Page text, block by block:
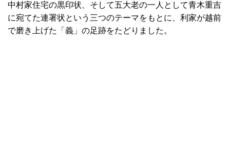
中村家住宅の黒印状、そして五大老の一人として青木重吉
に宛てた連署状という三つのテーマをもとに、利家が越前
で磨き上げた「義」の足跡をたどりました。